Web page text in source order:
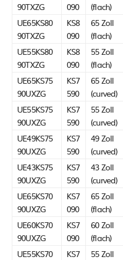
90TXZG
090
(flach)
UE65KS80
90TXZG
KS8
090
65 Zoll
(flach)
UE55KS80
90TXZG
KS8
090
55 Zoll
(flach)
UE65KS75
90UXZG
KS7
590
65 Zoll
(curved)
UE55KS75
90UXZG
KS7
590
55 Zoll
(curved)
UE49KS75
90UXZG
KS7
590
49 Zoll
(curved)
UE43KS75
90UXZG
KS7
590
43 Zoll
(curved)
UE65KS70
90UXZG
KS7
090
65 Zoll
(flach)
UE60KS70
90UXZG
KS7
090
60 Zoll
(flach)
UE55KS70
KS7
55 Zoll